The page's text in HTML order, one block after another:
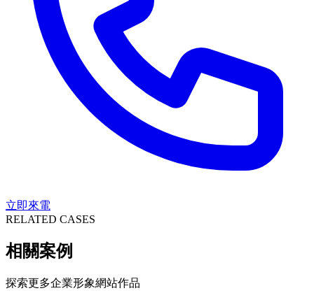
立即來電
RELATED CASES
相關案例
探索更多企業形象網站作品